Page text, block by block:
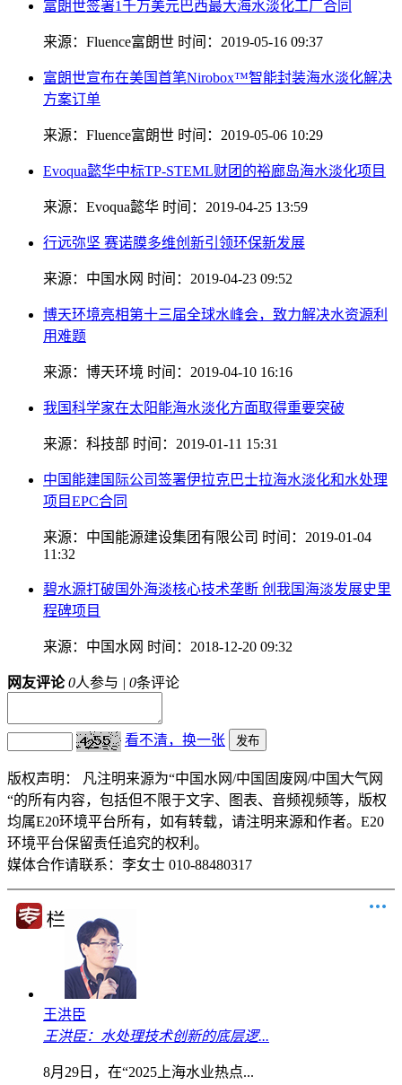
富朗世签署1千万美元巴西最大海水淡化工厂合同
来源：Fluence富朗世 时间：2019-05-16 09:37
富朗世宣布在美国首笔Nirobox™智能封装海水淡化解决
方案订单
来源：Fluence富朗世 时间：2019-05-06 10:29
Evoqua懿华中标TP-STEML财团的裕廊岛海水淡化项目
来源：Evoqua懿华 时间：2019-04-25 13:59
行远弥坚 赛诺膜多维创新引领环保新发展
来源：中国水网 时间：2019-04-23 09:52
博天环境亮相第十三届全球水峰会，致力解决水资源利
用难题
来源：博天环境 时间：2019-04-10 16:16
我国科学家在太阳能海水淡化方面取得重要突破
来源：科技部 时间：2019-01-11 15:31
中国能建国际公司签署伊拉克巴士拉海水淡化和水处理
项目EPC合同
来源：中国能源建设集团有限公司 时间：2019-01-04
11:32
碧水源打破国外海淡核心技术垄断 创我国海淡发展史里
程碑项目
来源：中国水网 时间：2018-12-20 09:32
网友评论 0人参与 | 0条评论
看不清，换一张
版权声明：
凡注明来源为“中国水网/中国固废网/中国大气网
“的所有内容，包括但不限于文字、图表、音频视频等，版权
均属E20环境平台所有，如有转载，请注明来源和作者。E20
环境平台保留责任追究的权利。
媒体合作请联系：李女士 010-88480317
王洪臣
王洪臣：水处理技术创新的底层逻...
8月29日，在“2025上海水业热点...